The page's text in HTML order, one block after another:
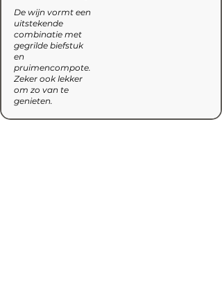
De wijn vormt een
uitstekende
combinatie met
gegrilde biefstuk
en
pruimencompote.
Zeker ook lekker
om zo van te
genieten.